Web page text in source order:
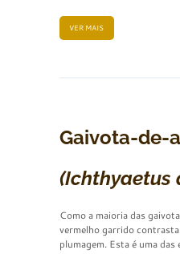
VER MAIS
Gaivota-de-
(Ichthyaetus
Como a maioria das
vermelho garrido
plumagem. Esta é uma das